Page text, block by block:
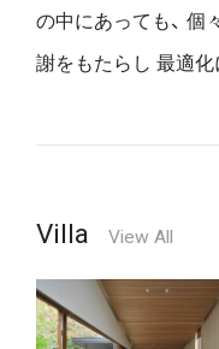
の中にあっても、 個
謝をもたらし 最適化
Villa View All